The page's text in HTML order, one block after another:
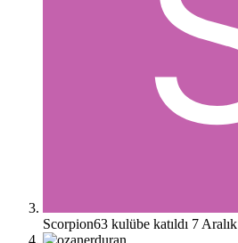
Scorpion63 kulübe katıldı 7